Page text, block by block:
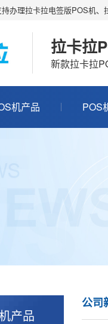
办理拉卡拉电签版POS机、
拉卡拉
新款拉卡拉
机产品 POS
产品
公司